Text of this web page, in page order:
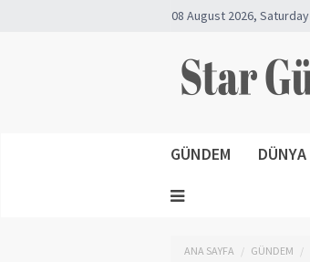
08 August 2026, Saturday
GÜNDEM DÜNYA
ANA SAYFA GÜNDEM